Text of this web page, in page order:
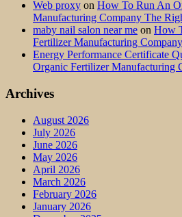
Web proxy on How To Run An
Manufacturing Company The
maby nail salon near me on How
Fertilizer Manufacturing
Energy Performance Certificate
Organic Fertilizer Manufacturing
Archives
August 2026
July 2026
June 2026
May 2026
April 2026
March 2026
February 2026
January 2026